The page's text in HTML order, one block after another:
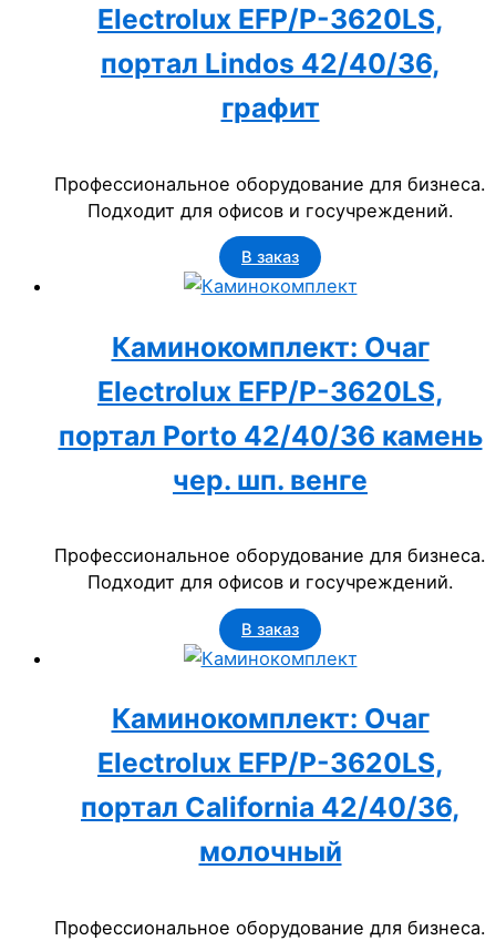
Electrolux EFP/P-3620LS,
портал Lindos 42/40/36,
графит
Профессиональное оборудование для бизнеса.
Подходит для офисов и госучреждений.
В заказ
Каминокомплект: Очаг
Electrolux EFP/P-3620LS,
портал Porto 42/40/36 камень
чер. шп. венге
Профессиональное оборудование для бизнеса.
Подходит для офисов и госучреждений.
В заказ
Каминокомплект: Очаг
Electrolux EFP/P-3620LS,
портал California 42/40/36,
молочный
Профессиональное оборудование для бизнеса.